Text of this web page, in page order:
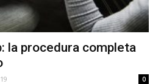
la procedura completa
0